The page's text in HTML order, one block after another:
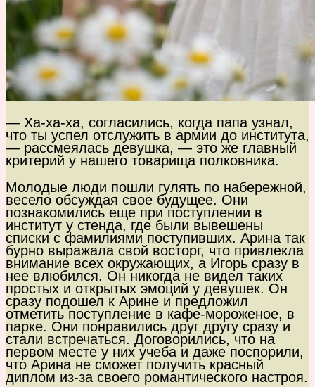
— Ха-ха-ха, согласились, когда папа узнал,
что ты успел отслужить в армии до института,
— рассмеялась девушка, — это же главный
критерий у нашего товарища полковника.
Молодые люди пошли гулять по набережной,
весело обсуждая свое будущее. Они
познакомились еще при поступлении в
институт у стенда, где были вывешены
списки с фамилиями поступивших. Арина так
бурно выражала свой восторг, что привлекла
внимание всех окружающих, а Игорь сразу в
нее влюбился. Он никогда не видел таких
простых и открытых эмоций у девушек. Он
сразу подошел к Арине и предложил
отметить поступление в кафе-мороженое, в
парке. Они понравились друг другу сразу и
стали встречаться. Договорились, что на
первом месте у них учеба и даже поспорили,
что Арина не сможет получить красный
диплом из-за своего романтического настроя.